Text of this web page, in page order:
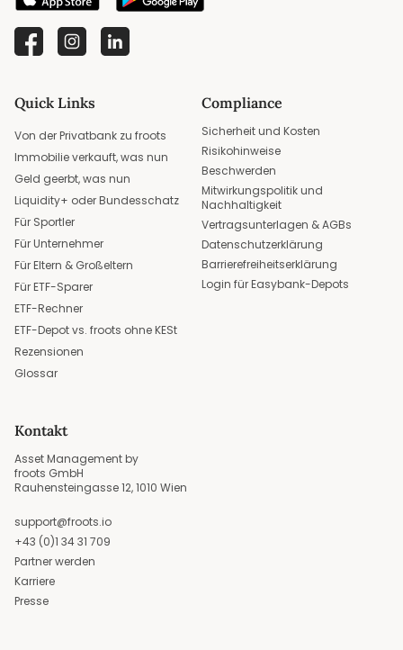
Quick Links
Von der Privatbank zu froots
Immobilie verkauft, was nun
Geld geerbt, was nun
Liquidity+ oder Bundesschatz
Für Sportler
Für Unternehmer
Für Eltern & Großeltern
Für ETF-Sparer
ETF-Rechner
ETF-Depot vs. froots ohne KESt
Rezensionen
Glossar
Compliance
Sicherheit und Kosten
Risikohinweise
Beschwerden
Mitwirkungspolitik und
Nachhaltigkeit
Vertragsunterlagen & AGBs
Datenschutzerklärung
Barrierefreiheitserklärung
Login für Easybank-Depots
Kontakt
Asset Management by
froots GmbH
Rauhensteingasse 12, 1010 Wien
support@froots.io
+43 (0)1 34 31 709
Partner werden
Karriere
Presse